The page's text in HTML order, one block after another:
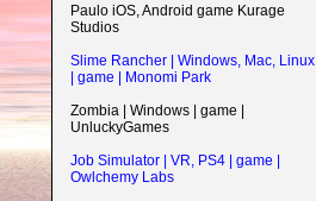
Paulo iOS, Android game Kurage
Studios
Slime Rancher | Windows, Mac, Linux
| game | Monomi Park
Zombia | Windows | game |
UnluckyGames
Job Simulator | VR, PS4 | game |
Owlchemy Labs